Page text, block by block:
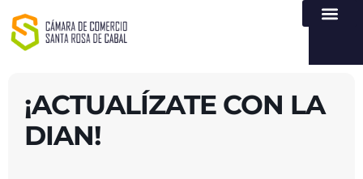
¡ACTUALÍZATE CON LA
DIAN!